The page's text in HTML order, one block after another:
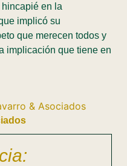
en la
implicó su
que merecen todos y
implicación que tiene en